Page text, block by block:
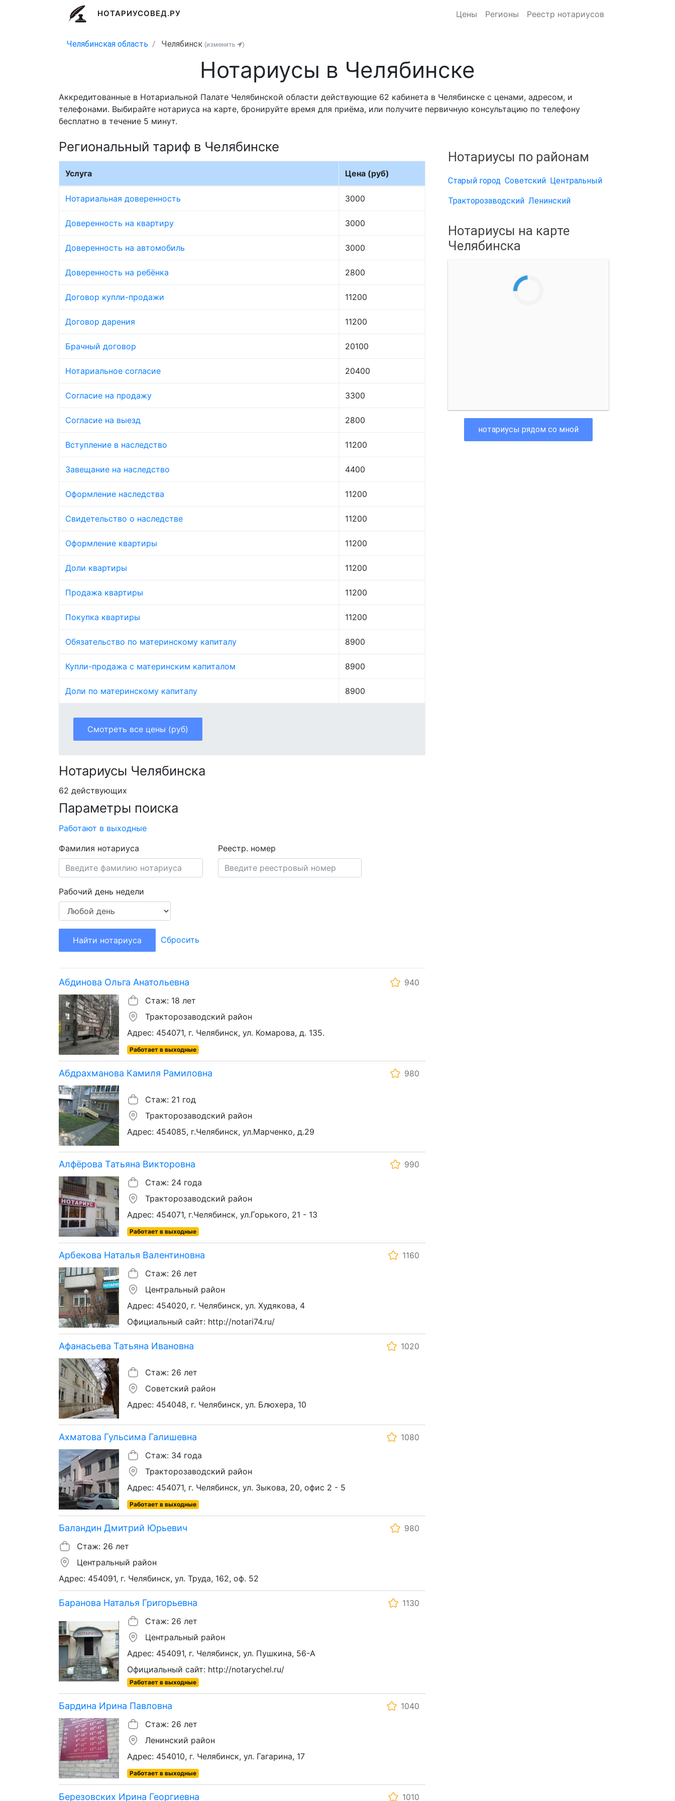
НОТАРИУСОВЕД.РУ Цены Регионы Реестр нотариусов
Челябинская область Челябинск (изменить )
Нотариусы в Челябинске
Аккредитованные в Нотариальной Палате Челябинской области действующие 62 кабинета в Челябинске с ценами, адресом, и
телефонами. Выбирайте нотариуса на карте, бронируйте время для приёма, или получите первичную консультацию по телефону
бесплатно в течение 5 минут.
Региональный тариф в Челябинске
Услуга Цена (руб)
Нотариальная доверенность 3000
Доверенность на квартиру 3000
Доверенность на автомобиль 3000
Доверенность на ребёнка 2800
Договор купли-продажи 11200
Договор дарения 11200
Брачный договор 20100
Нотариальное согласие 20400
Согласие на продажу 3300
Согласие на выезд 2800
Вступление в наследство 11200
Завещание на наследство 4400
Оформление наследства 11200
Свидетельство о наследстве 11200
Оформление квартиры 11200
Доли квартиры 11200
Продажа квартиры 11200
Покупка квартиры 11200
Обязательство по материнскому капиталу 8900
Купли-продажа с материнским капиталом 8900
Доли по материнскому капиталу 8900
Смотреть все цены (руб)
Нотариусы Челябинска
62 действующих
Параметры поиска
Работают в выходные
Фамилия нотариуса
Реестр. номер
Рабочий день недели
Найти нотариуса Сбросить
Абдинова Ольга Анатольевна
940
Стаж: 18 лет
Тракторозаводский район
Адрес: 454071, г. Челябинск, ул. Комарова, д. 135.
Работает в выходные
Абдрахманова Камиля Рамиловна 980
Стаж: 21 год
Тракторозаводский район
Адрес: 454085, г.Челябинск, ул.Марченко, д.29
Алфёрова Татьяна Викторовна
990
Стаж: 24 года
Тракторозаводский район
Адрес: 454071, г.Челябинск, ул.Горького, 21 - 13
Работает в выходные
Арбекова Наталья Валентиновна
1160
Стаж: 26 лет
Центральный район
Адрес: 454020, г. Челябинск, ул. Худякова, 4
Официальный сайт: http://notari74.ru/
Афанасьева Татьяна Ивановна 1020
Стаж: 26 лет
Советский район
Адрес: 454048, г. Челябинск, ул. Блюхера, 10
Ахматова Гульсима Галишевна
1080
Стаж: 34 года
Тракторозаводский район
Адрес: 454071, г. Челябинск, ул. Зыкова, 20, офис 2 - 5
Работает в выходные
Баландин Дмитрий Юрьевич
980
Стаж: 26 лет
Центральный район
Адрес: 454091, г. Челябинск, ул. Труда, 162, оф. 52
Баранова Наталья Григорьевна
1130
Стаж: 26 лет
Центральный район
Адрес: 454091, г. Челябинск, ул. Пушкина, 56-А
Официальный сайт: http://notarychel.ru/
Работает в выходные
Бардина Ирина Павловна
1040
Стаж: 26 лет
Ленинский район
Адрес: 454010, г. Челябинск, ул. Гагарина, 17
Работает в выходные
Березовских Ирина Георгиевна 1010
Нотариусы по районам
Старый город Советский Центральный
Тракторозаводский Ленинский
Нотариусы на карте
Челябинска
нотариусы рядом со мной